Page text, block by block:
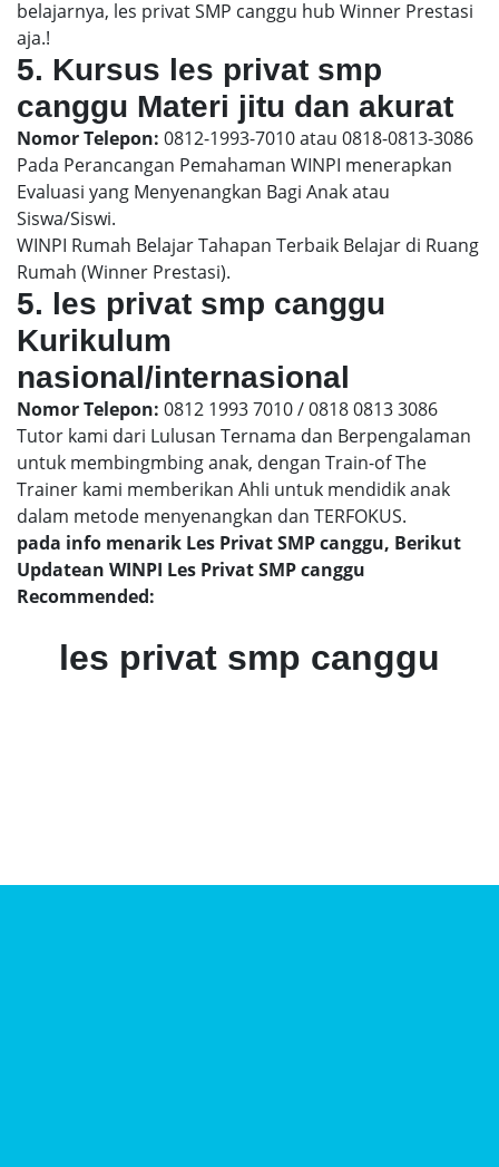
belajarnya, les privat SMP canggu hub Winner Prestasi
aja.!
5. Kursus les privat smp
canggu Materi jitu dan akurat
Nomor Telepon: 0812-1993-7010 atau 0818-0813-3086
Pada Perancangan Pemahaman WINPI menerapkan
Evaluasi yang Menyenangkan Bagi Anak atau
Siswa/Siswi.
WINPI Rumah Belajar Tahapan Terbaik Belajar di Ruang
Rumah (Winner Prestasi).
5. les privat smp canggu
Kurikulum
nasional/internasional
Nomor Telepon: 0812 1993 7010 / 0818 0813 3086
Tutor kami dari Lulusan Ternama dan Berpengalaman
untuk membingmbing anak, dengan Train-of The
Trainer kami memberikan Ahli untuk mendidik anak
dalam metode menyenangkan dan TERFOKUS.
pada info menarik Les Privat SMP canggu, Berikut
Updatean WINPI Les Privat SMP canggu
Recommended:
les privat smp canggu